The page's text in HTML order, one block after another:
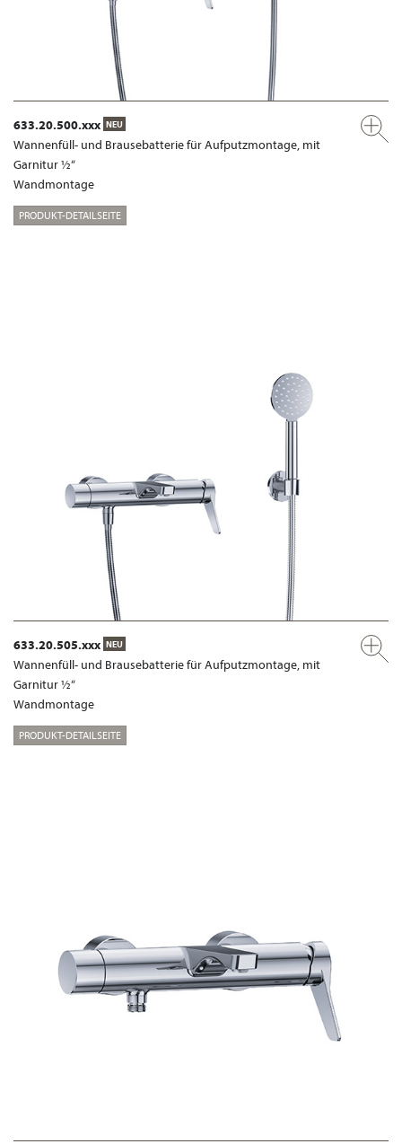
633.20.500.xxx NEU
Wannenfüll- und Brausebatterie für Aufputzmontage, mit
Garnitur ½“
Wandmontage
PRODUKT-DETAILSEITE
633.20.505.xxx NEU
Wannenfüll- und Brausebatterie für Aufputzmontage, mit
Garnitur ½“
Wandmontage
PRODUKT-DETAILSEITE